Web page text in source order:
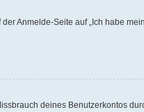
Anmelde-Seite auf „Ich habe
deines Benutzerkontos